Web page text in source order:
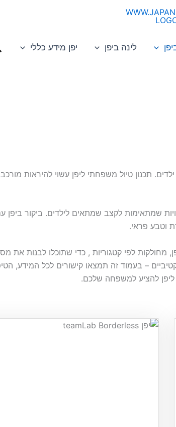
לינה ביפן יפן מידע כללי
תכנון טיול משפחתי ליפן עשוי להיראות
שמתאימות לקצב שמתאים לילדים. ביקור ביפן
וטבע פראי.
לפי קטגוריות , כדי שתוכלו לבנות את
– בעמוד זה תמצאו קישורים לכל המידע,
ליפן להציע למשפחה שלכם.